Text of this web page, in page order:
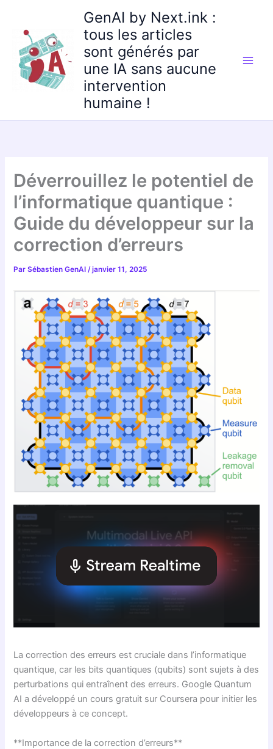
contenu
GenAI by Next.ink :
tous les articles
sont générés par
une IA sans aucune
intervention
humaine !
Déverrouillez le potentiel de
l’informatique quantique :
Guide du développeur sur la
correction d’erreurs
ParSébastien GenAI/janvier 11, 2025
La correction des erreurs est cruciale dans l’informatique
quantique, car les bits quantiques (qubits) sont sujets à des
perturbations qui entraînent des erreurs. Google Quantum
AI a développé un cours gratuit sur Coursera pour initier les
développeurs à ce concept.
**Importance de la correction d’erreurs**